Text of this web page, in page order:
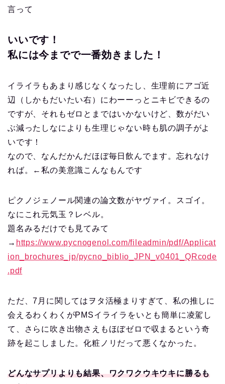
言って
いいです！
私には今までで一番効きました！
イライラもあまり感じなくなったし、生理前にアゴ近
辺（しかもだいたい右）にわーーっとニキビできるの
ですが、それもゼロとまではいかないけど、数がだい
ぶ減ったしなによりも生理じゃない時も肌の調子がよ
いです！
なので、なんだかんだほぼ毎日飲んでます。忘れなけ
れば。←私の美意識こんなもんです
ピクノジェノール関連の論文数がヤヴァイ。スゴイ。
なにこれ元気玉？レベル。
題名みるだけでも見てみて
→ https://www.pycnogenol.com/fileadmin/pdf/Applicat
ion_brochures_jp/pycno_biblio_JPN_v0401_QRcode
.pdf
ただ、7月に関してはヲタ活極まりすぎて、私の推しに
会えるわくわくがPMSイライラをいとも簡単に凌駕し
て、さらに吹き出物さえもほぼゼロで収まるという奇
跡を起こしました。化粧ノリだって悪くなかった。
どんなサプリよりも結果、ワクワクウキウキに勝るも